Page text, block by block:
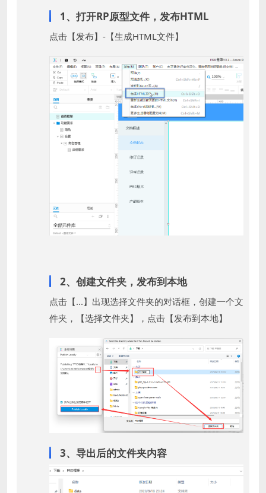
1、打开RP原型文件，发布HTML
点击【发布】-【生成HTML文件】
2、创建文件夹，发布到本地
点击【...】出现选择文件夹的对话框，创建一个文
件夹，【选择文件夹】，点击【发布到本地】
3、导出后的文件夹内容